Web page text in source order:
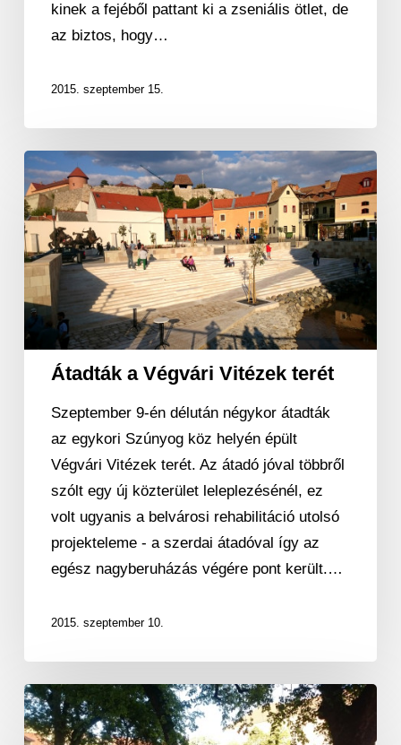
kinek a fejéből pattant ki a zseniális ötlet, de
az biztos, hogy…
2015. szeptember 15.
Átadták
a
Végvári
Vitézek
terét
Átadták a Végvári Vitézek terét
Szeptember 9-én délután négykor átadták
az egykori Szúnyog köz helyén épült
Végvári Vitézek terét. Az átadó jóval többről
szólt egy új közterület leleplezésénél, ez
volt ugyanis a belvárosi rehabilitáció utolsó
projekteleme - a szerdai átadóval így az
egész nagyberuházás végére pont került.…
2015. szeptember 10.
Közösségi
tér